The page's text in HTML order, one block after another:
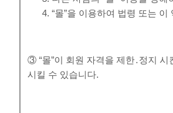
“몰”을 이용하여 법령 또는
③ “몰”이 회원 자격을 제한․정지
시킬 수 있습니다.